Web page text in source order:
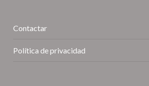
Contactar
Política de privacidad